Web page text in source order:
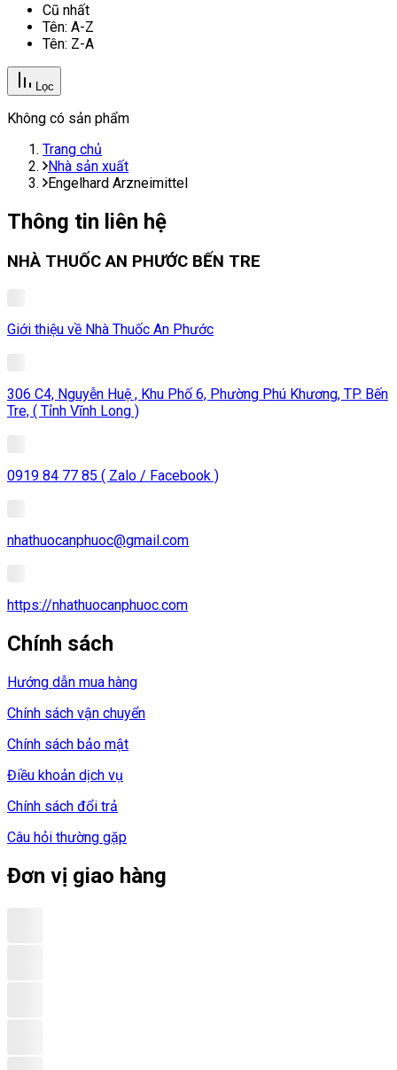
Cũ nhất
Tên: A-Z
Tên: Z-A
Lọc
Không có sản phẩm
Trang chủ
Nhà sản xuất
Engelhard Arzneimittel
Thông tin liên hệ
NHÀ THUỐC AN PHƯỚC BẾN TRE
Giới thiệu về Nhà Thuốc An Phước
306 C4, Nguyễn Huệ , Khu Phố 6, Phường Phú Khương, TP. Bến
Tre, ( Tỉnh Vĩnh Long )
0919 84 77 85 ( Zalo / Facebook )
nhathuocanphuoc@gmail.com
https://nhathuocanphuoc.com
Chính sách
Hướng dẫn mua hàng
Chính sách vận chuyển
Chính sách bảo mật
Điều khoản dịch vụ
Chính sách đổi trả
Câu hỏi thường gặp
Đơn vị giao hàng